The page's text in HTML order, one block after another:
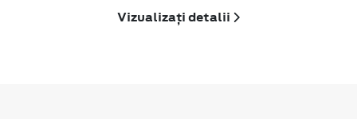
Vizualizați detalii